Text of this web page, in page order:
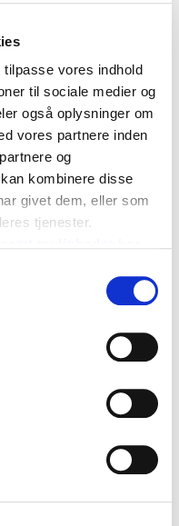
vores indhold
til sociale medier og
også oplysninger om
vores partnere inden
og
kombinere disse
givet dem, eller som
tjenester.
12:00.
og vi beder derfor alle
betaling på ca. 1
kapacitet i
Der er ikke
i Berlin hvilket udgør
dermed slipper du for